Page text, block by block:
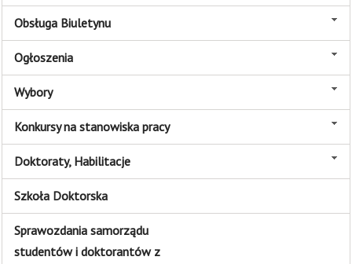
Obsługa Biuletynu
Ogłoszenia
Wybory
Konkursy na stanowiska pracy
Doktoraty, Habilitacje
Szkoła Doktorska
Sprawozdania samorządu
studentów i doktorantów z